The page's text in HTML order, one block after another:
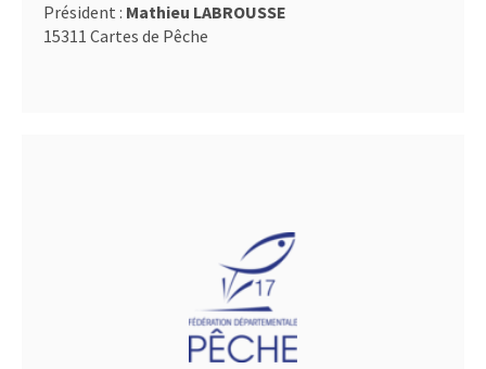
Président : Mathieu LABROUSSE
15311 Cartes de Pêche